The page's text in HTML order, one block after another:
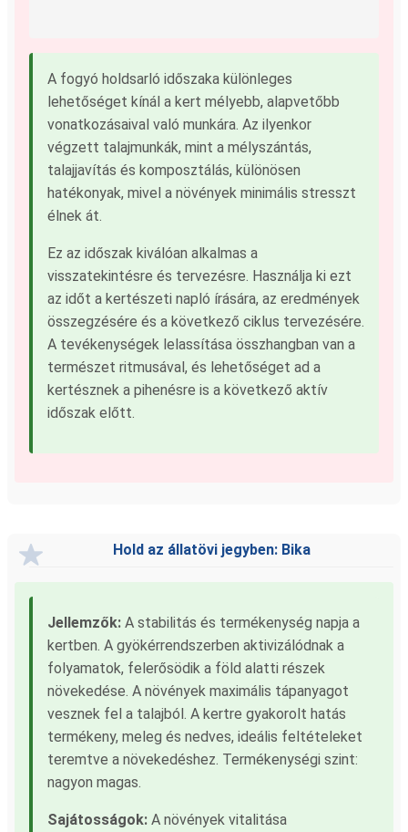
A fogyó holdsarló időszaka különleges
lehetőséget kínál a kert mélyebb, alapvetőbb
vonatkozásaival való munkára. Az ilyenkor
végzett talajmunkák, mint a mélyszántás,
talajjavítás és komposztálás, különösen
hatékonyak, mivel a növények minimális stresszt
élnek át.
Ez az időszak kiválóan alkalmas a
visszatekintésre és tervezésre. Használja ki ezt
az időt a kertészeti napló írására, az eredmények
összegzésére és a következő ciklus tervezésére.
A tevékenységek lelassítása összhangban van a
természet ritmusával, és lehetőséget ad a
kertésznek a pihenésre is a következő aktív
időszak előtt.
Hold az állatövi jegyben: Bika
Jellemzők: A stabilitás és termékenység napja a
kertben. A gyökérrendszerben aktivizálódnak a
folyamatok, felerősödik a föld alatti részek
növekedése. A növények maximális tápanyagot
vesznek fel a talajból. A kertre gyakorolt hatás
termékeny, meleg és nedves, ideális feltételeket
teremtve a növekedéshez. Termékenységi szint:
nagyon magas.
Sajátosságok: A növények vitalitása